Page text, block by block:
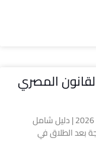
المصري
حقوق الزوجة بعد الطلاق في القانون المصري 2026 | دليل شامل
بعد الطلاق في